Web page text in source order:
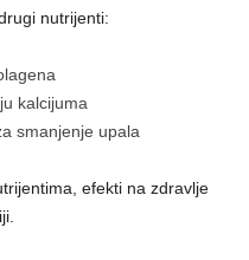
nutrijenti:
kalcijuma
smanjenje upala
efekti na zdravlje